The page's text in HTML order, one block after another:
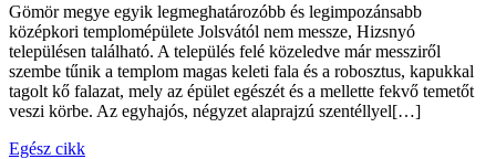
Gömör megye egyik legmeghatározóbb és legimpozánsabb
középkori templomépülete Jolsvától nem messze, Hizsnyó
településen található. A település felé közeledve már messziről
szembe tűnik a templom magas keleti fala és a robosztus, kapukkal
tagolt kő falazat, mely az épület egészét és a mellette fekvő temetőt
veszi körbe. Az egyhajós, négyzet alaprajzú szentéllyel[…]
Egész cikk